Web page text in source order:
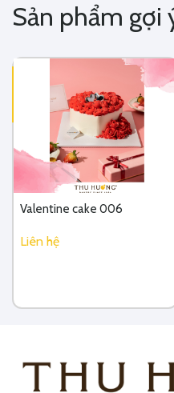
Sản phẩm gợi
Valentine cake 006
Liên hệ